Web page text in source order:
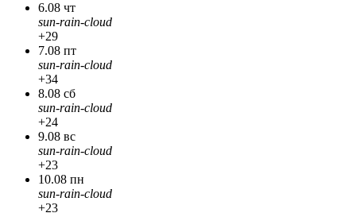
6.08 чт
sun-rain-cloud
+29
7.08 пт
sun-rain-cloud
+34
8.08 сб
sun-rain-cloud
+24
9.08 вс
sun-rain-cloud
+23
10.08 пн
sun-rain-cloud
+23